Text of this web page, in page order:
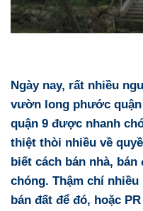
Ngày nay, rất nhiều
vườn long phước quận
quận 9 được nhanh
thiệt thòi nhiều về
biết cách bán nhà,
chóng. Thậm chí
bán đất để đó, hoặc